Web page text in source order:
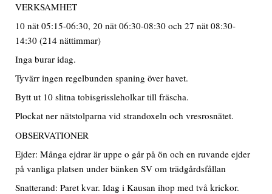
VERKSAMHET
10 nät 05:15-06:30, 20 nät 06:30-08:30 och 27 nät 08:30-
14:30 (214 nättimmar)
Inga burar idag.
Tyvärr ingen regelbunden spaning över havet.
Bytt ut 10 slitna tobisgrissleholkar till fräscha.
Plockat ner nätstolparna vid strandoxeln och vresrosnätet.
OBSERVATIONER
Ejder: Många ejdrar är uppe o går på ön och en ruvande ejder
på vanliga platsen under bänken SV om trädgårdsfållan
Snatterand: Paret kvar. Idag i Kausan ihop med två krickor.